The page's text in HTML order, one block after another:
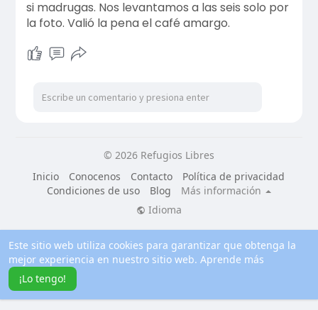
Este sitio web utiliza cookies para garantizar que obtenga la
mejor experiencia en nuestro sitio web. Aprende más
¡Lo tengo!
si madrugas. Nos levantamos a las seis solo por
la foto. Valió la pena el café amargo.
© 2026 Refugios Libres
Inicio
Conocenos Contacto
Política de privacidad
Condiciones de uso
Blog
Más información
Idioma